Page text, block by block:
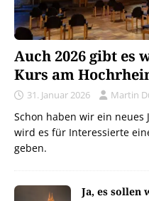
Auch 2026 gibt es
Kurs am
31. Januar 2026 Martin
Schon haben wir ein neues
wird es für Interessierte
geben.
Ja, es sollen